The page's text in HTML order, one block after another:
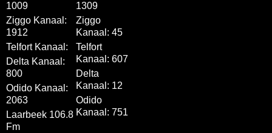
1009
Ziggo Kanaal:
1912
Telfort Kanaal:
Delta Kanaal:
800
Odido Kanaal:
2063
Laarbeek 106.8
Fm
1309
Ziggo
Kanaal: 45
Telfort
Kanaal: 607
Delta
Kanaal: 12
Odido
Kanaal: 751